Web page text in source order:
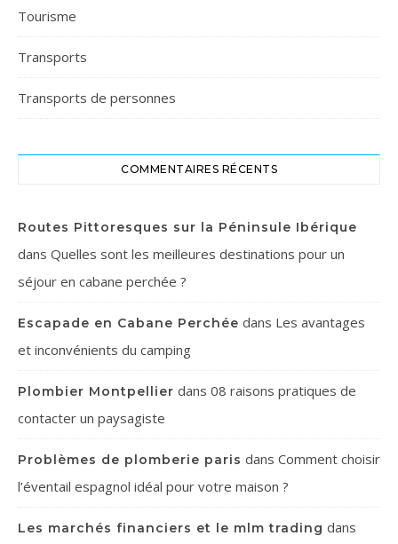
Tourisme
Transports
Transports de personnes
COMMENTAIRES RÉCENTS
Routes Pittoresques sur la Péninsule Ibérique
dans Quelles sont les meilleures destinations pour un
séjour en cabane perchée ?
Escapade en Cabane Perchée dans Les avantages
et inconvénients du camping
Plombier Montpellier dans 08 raisons pratiques de
contacter un paysagiste
Problèmes de plomberie paris dans Comment choisir
l’éventail espagnol idéal pour votre maison ?
Les marchés financiers et le mlm trading dans